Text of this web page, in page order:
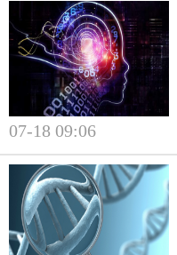
07-18 09:06